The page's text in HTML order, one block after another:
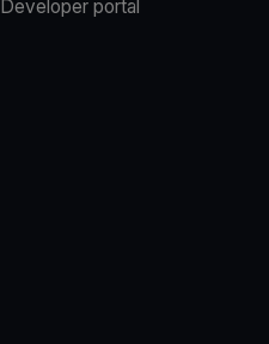
Developer portal